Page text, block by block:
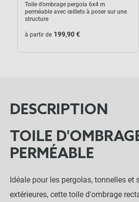
Toile d'ombrage pergola 6x4 m
perméable avec œillets à poser sur une
structure
à partir de 199,90 €
DESCRIPTION
TOILE
PERMÉABLE
Idéale pour les pergolas, tonnelles et
extérieures, cette toile d'ombrage